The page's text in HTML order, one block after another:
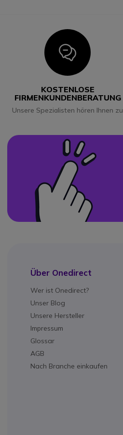
Icon
KOSTENLOSE
FIRMENKUNDENBERATUNG
Unsere Spezialisten hören Ihnen zu
Über Onedirect
Wer ist Onedirect?
Unser Blog
Unsere Hersteller
Impressum
Glossar
AGB
Nach Branche einkaufen